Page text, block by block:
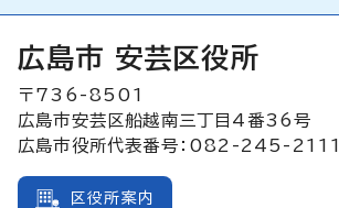
広島市 安芸区役所
〒736-8501
広島市安芸区船越南三丁目4番36号
広島市役所代表番号：082-245-2111
区役所案内